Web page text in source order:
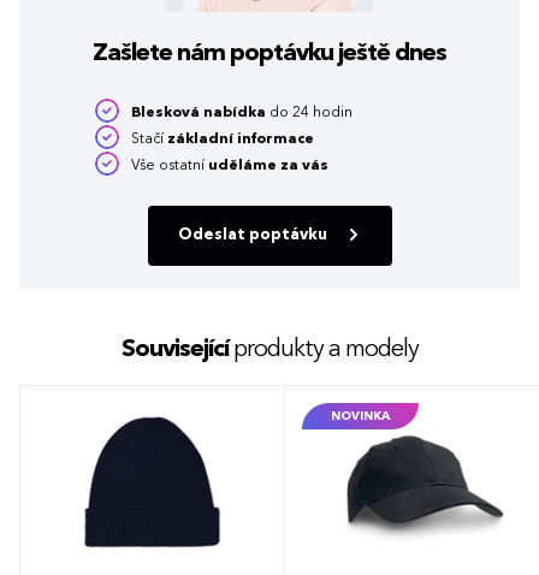
Zašlete nám poptávku ještě dnes
Blesková nabídka do 24 hodin
Stačí základní informace
Vše ostatní uděláme za vás
Odeslat poptávku
Souvisejícíprodukty a modely
NOVINKA